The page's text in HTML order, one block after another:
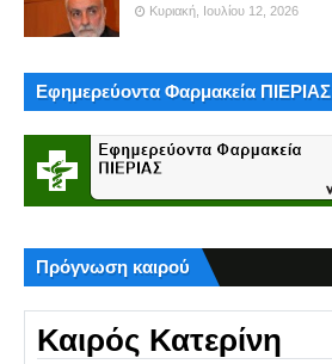
Κυριακή, Ιουλίου 12, 2026
Εφημερεύοντα Φαρμακεία ΠΙΕΡΙΑΣ
Πρόγνωση καιρού
Καιρός Κατερίνη